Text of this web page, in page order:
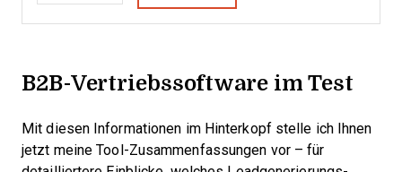
B2B-Vertriebssoftware im Test
Mit diesen Informationen im Hinterkopf stelle ich Ihnen
jetzt meine Tool-Zusammenfassungen vor – für